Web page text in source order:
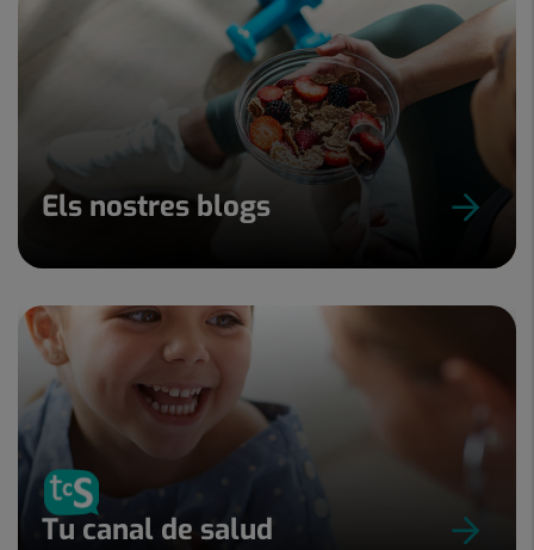
Els nostres blogs
Tu canal de salud